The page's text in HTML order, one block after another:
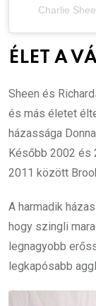
Charlie
ÉLET A
Sheen és
és más életet
házassága
Később 2002 és
2011 között
A harmadik
hogy szingli
legnagyobb
legkapósabb